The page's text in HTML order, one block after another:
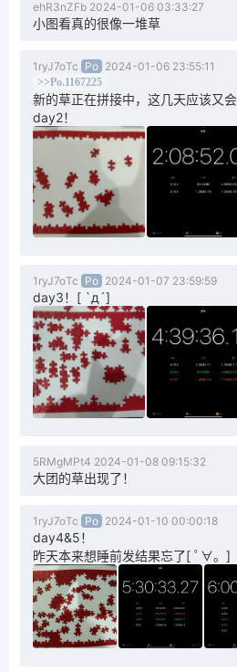
ehR3nZFb 2024-01-06 03:33:27
小图看真的很像一堆草
1ryJ7oTc Po 2024-01-06 23:55:11
>>Po.1167225
新的草正在拼接中，这几天应该又
day2！
1ryJ7oTc Po 2024-01-07 23:59:59
day3！[ `д´]
5RMgMPt4 2024-01-08 09:15:32
大团的草出现了！
1ryJ7oTc Po 2024-01-10 00:00:18
day4&5！
昨天本来想睡前发结果忘了[ ﾟ∀。]